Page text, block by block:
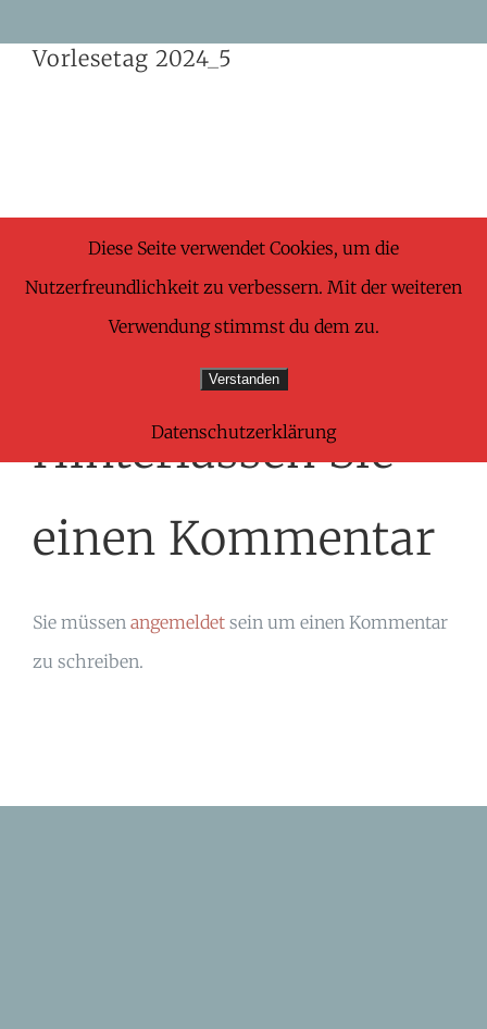
Vorlesetag 2024_5
Mail
Hinterlassen Sie
einen Kommentar
Sie müssen angemeldet sein um einen Kommentar
zu schreiben.
Diese Seite verwendet Cookies, um die
Nutzerfreundlichkeit zu verbessern. Mit der weiteren
Verwendung stimmst du dem zu.
Verstanden
Datenschutzerklärung